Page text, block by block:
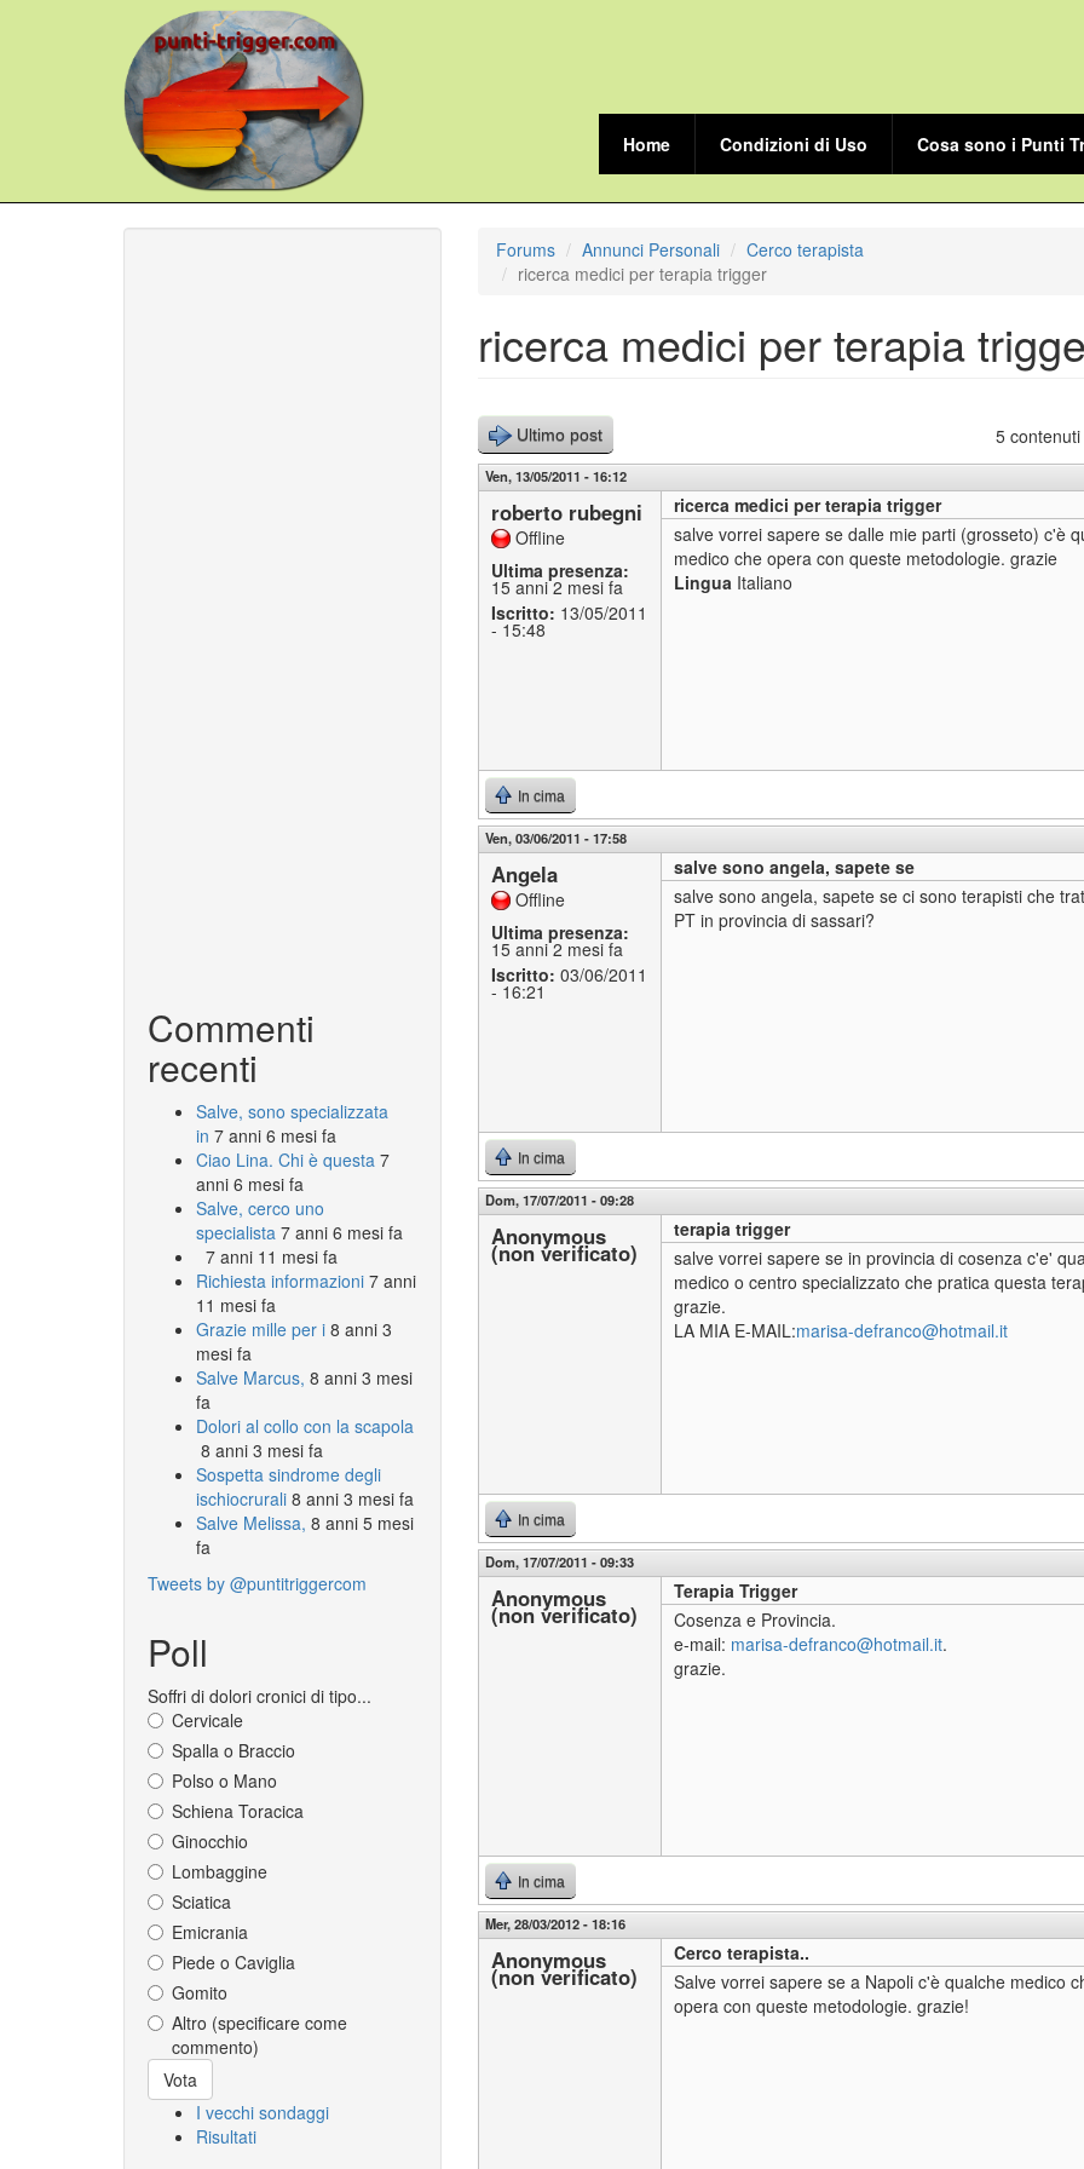
Home Condizioni di Uso Cosa sono i Punti
Commenti
recenti
Salve, sono specializzata
in 7 anni 6 mesi fa
Ciao Lina. Chi è questa 7
anni 6 mesi fa
Salve, cerco uno
specialista 7 anni 6 mesi fa
7 anni 11 mesi fa
Richiesta informazioni 7 anni
11 mesi fa
Grazie mille per i 8 anni 3
mesi fa
Salve Marcus, 8 anni 3 mesi
fa
Dolori al collo con la scapola
8 anni 3 mesi fa
Sospetta sindrome degli
ischiocrurali 8 anni 3 mesi fa
Salve Melissa, 8 anni 5 mesi
fa
Tweets by @puntitriggercom
Poll
Soffri di dolori cronici di tipo...
Cervicale
Spalla o Braccio
Polso o Mano
Schiena Toracica
Ginocchio
Lombaggine
Sciatica
Emicrania
Piede o Caviglia
Gomito
Altro (specificare come
commento)
Scelte
Vota
I vecchi sondaggi
Risultati
Forums Annunci Personali
Cerco terapista
ricerca medici per terapia trigger
ricerca medici per terapia
5
Ultimo post
Ven, 13/05/2011 - 16:12
roberto rubegni
Offline
Ultima presenza:
15 anni 2 mesi fa
Iscritto: 13/05/2011
- 15:48
ricerca medici per terapia trigger
salve vorrei sapere se dalle mie parti (grosseto) c'è
medico che opera con queste metodologie. grazie
Lingua Italiano
In cima
Ven, 03/06/2011 - 17:58
Angela
Offline
Ultima presenza:
15 anni 2 mesi fa
Iscritto: 03/06/2011
- 16:21
salve sono angela, sapete se
salve sono angela, sapete se ci sono terapisti che
PT in provincia di sassari?
In cima
Dom, 17/07/2011 - 09:28
Anonymous
(non verificato)
terapia trigger
salve vorrei sapere se in provincia di cosenza c'e'
medico o centro specializzato che pratica questa
grazie.
LA MIA E-MAIL:marisa-defranco@hotmail.it
In cima
Dom, 17/07/2011 - 09:33
Anonymous
(non verificato)
Terapia Trigger
Cosenza e Provincia.
e-mail: marisa-defranco@hotmail.it.
grazie.
In cima
Mer, 28/03/2012 - 18:16
Anonymous
(non verificato)
Cerco terapista..
Salve vorrei sapere se a Napoli c'è qualche medico
opera con queste metodologie. grazie!